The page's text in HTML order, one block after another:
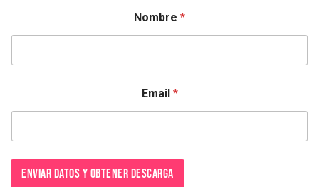
Nombre *
Email *
Enviar datos y obtener descarga